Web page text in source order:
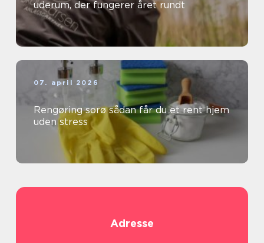
uderum, der fungerer året rundt
07. april 2026
Rengøring sorø sådan får du et rent hjem
uden stress
Adresse